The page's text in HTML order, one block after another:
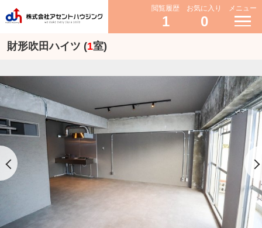
閲覧履歴
1
お気に入り
0
メニュー
財形吹田ハイツ (1室)